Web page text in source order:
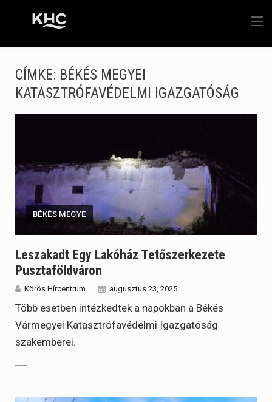
CÍMKE: BÉKÉS MEGYEI
KATASZTRÓFAVÉDELMI IGAZGATÓSÁG
BÉKÉS MEGYE
Leszakadt Egy Lakóház Tetőszerkezete
Pusztaföldváron
Körös Hírcentrum augusztus 23, 2025
Több esetben intézkedtek a napokban a Békés
Vármegyei Katasztrófavédelmi Igazgatóság
szakemberei.